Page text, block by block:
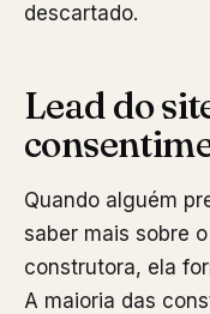
descartado.
Lead do
Quando alguém
saber mais sobre
construtora, ela
A maioria das